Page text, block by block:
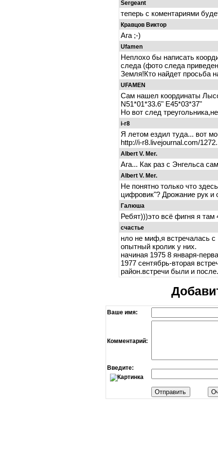
Sergeant
теперь с коментариями
Кравцов Виктор
Ага ;-)
Ufamen
Неплохо бы написать
следа (фото следа
Земля!Кто найдет просьба
UFAMEN
Сам нашел координаты
N51*01*33.6" E45*03*37"
Но вот след
i-r8
Я летом ездил туда... вот
http://i-r8.livejournal.com/
Albert V. Mer.
Ага... Как раз с Энгельса
Albert V. Mer.
Не понятно только что
цифровик"? Дрожание рук и
Галюша
Ребят)))это всё фигня я
счастье
нло не миф,я встречалась
опытный кролик у них.
начиная 1975 8 января-
1977 сентябрь-вторая
район.встречи были и
Ваше имя:
Комментарий:
Введите: